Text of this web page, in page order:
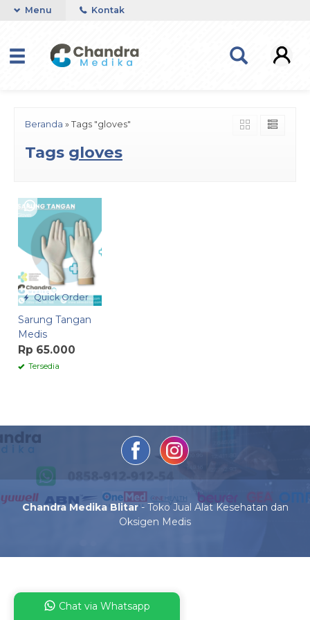
Menu Kontak
Beranda » Tags "gloves"
Tags gloves
Quick Order
Sarung Tangan
Medis
Rp 65.000
Tersedia
Chandra Medika Blitar- Toko Jual Alat Kesehatan dan
Oksigen Medis
Chat via Whatsapp